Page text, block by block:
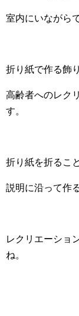
室内にいながら
折り紙で作る飾
高齢者へのレク
す。
折り紙を折るこ
説明に沿って作
レクリエーショ
ね。